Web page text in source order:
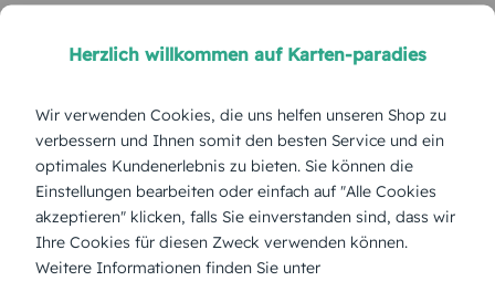
Papierart: Bilderdruck
Menge:
Stückpreis: 2,60 €
Gesamtpreis: 65,00 € Inkl. MwSt. zzgl. Versand
Herzlich willkommen auf Karten-paradies
Wir verwenden Cookies, die uns helfen unseren Shop zu
verbessern und Ihnen somit den besten Service und ein
optimales Kundenerlebnis zu bieten. Sie können die
Einstellungen bearbeiten oder einfach auf "Alle Cookies
akzeptieren" klicken, falls Sie einverstanden sind, dass wir
Ihre Cookies für diesen Zweck verwenden können.
Weitere Informationen finden Sie unter